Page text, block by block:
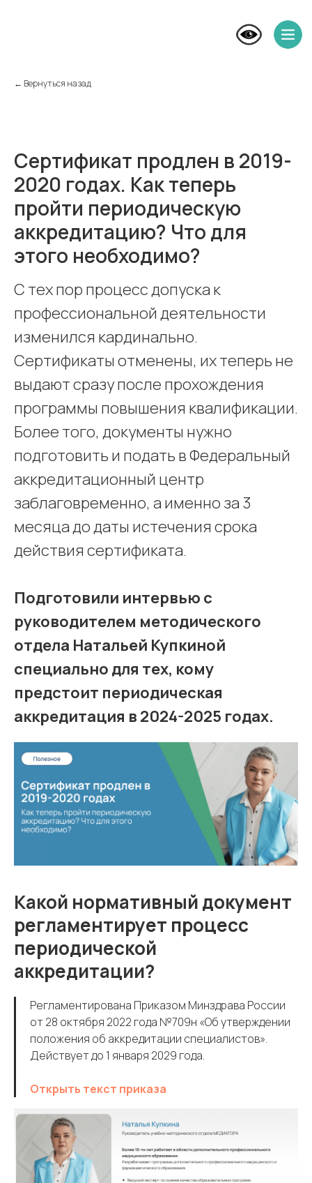
← Вернуться назад
Сертификат продлен в 2019-
2020 годах. Как теперь
пройти периодическую
аккредитацию? Что для
этого необходимо?
С тех пор процесс допуска к
профессиональной деятельности
изменился кардинально.
Сертификаты отменены, их теперь не
выдают сразу после прохождения
программы повышения квалификации.
Более того, документы нужно
подготовить и подать в Федеральный
аккредитационный центр
заблаговременно, а именно за 3
месяца до даты истечения срока
действия сертификата.
Подготовили интервью с
руководителем методического
отдела Натальей Купкиной
специально для тех, кому
предстоит периодическая
аккредитация в 2024-2025 годах.
Какой нормативный документ
регламентирует процесс
периодической
аккредитации?
Регламентирована Приказом Минздрава России
от 28 октября 2022 года №709н «Об утверждении
положения об аккредитации специалистов».
Действует до 1 января 2029 года.
Открыть текст приказа